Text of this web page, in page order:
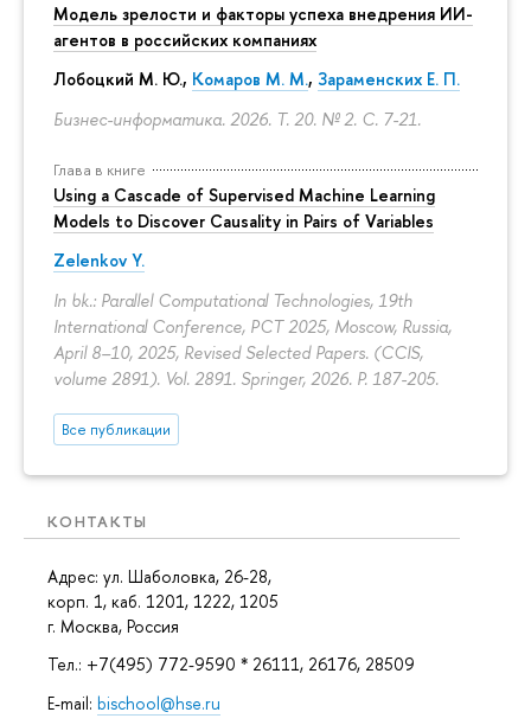
Модель зрелости и факторы успеха внедрения ИИ-
агентов в российских компаниях
Лобоцкий М. Ю., Комаров М. М., Зараменских Е. П.
Бизнес-информатика. 2026. Т. 20. № 2. С. 7-21.
Глава в книге
Using a Cascade of Supervised Machine Learning
Models to Discover Causality in Pairs of Variables
Zelenkov Y.
In bk.: Parallel Computational Technologies, 19th
International Conference, PCT 2025, Moscow, Russia,
April 8–10, 2025, Revised Selected Papers. (CCIS,
volume 2891). Vol. 2891. Springer, 2026. P. 187-205.
Все публикации
КОНТАКТЫ
Адрес: ул. Шаболовка, 26-28,
корп. 1, каб. 1201, 1222, 1205
г. Москва, Россия
Тел.: +7(495) 772-9590 * 26111, 26176, 28509
E-mail: bischool@hse.ru